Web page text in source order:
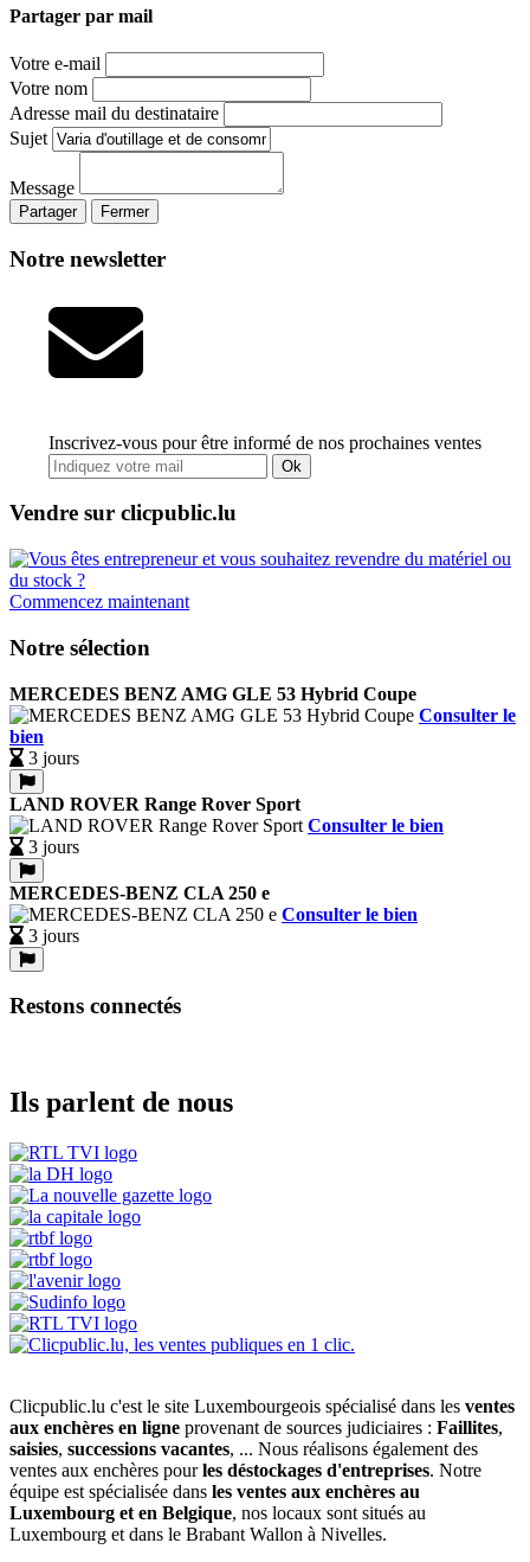
Partager par mail
Votre e-mail
Votre nom
Adresse mail du destinataire
Sujet
Message
Partager Fermer
Notre newsletter
Inscrivez-vous pour être informé de nos prochaines ventes
Ok
Vendre sur clicpublic.lu
Commencez maintenant
Notre sélection
MERCEDES BENZ AMG GLE 53 Hybrid Coupe
Consulter le
bien
3 jours
LAND ROVER Range Rover Sport
Consulter le bien
3 jours
MERCEDES-BENZ CLA 250 e
Consulter le bien
3 jours
Restons connectés
Ils parlent de nous
Clicpublic.lu c'est le site Luxembourgeois spécialisé dans les ventes
aux enchères en ligne provenant de sources judiciaires : Faillites,
saisies, successions vacantes, ... Nous réalisons également des
ventes aux enchères pourles déstockages d'entreprises. Notre
équipe est spécialisée dans les ventes aux enchères au
Luxembourg et en Belgique, nos locaux sont situés au
Luxembourg et dans le Brabant Wallon à Nivelles.